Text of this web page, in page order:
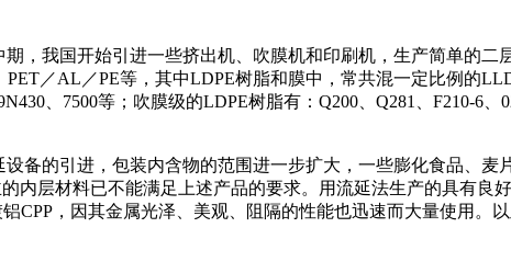
，我国开始引进一些挤出机、吹膜机和印刷机，生产简单的二
PET／AL／PE等，其中LDPE树脂和膜中，常共混一定比例的
、7500等；吹膜级的LDPE树脂有：Q200、Q281、F210-6、
备的引进，包装内含物的范围进一步扩大，一些膨化食品、
内层材料已不能满足上述产品的要求。用流延法生产的具有良
CPP，因其金属光泽、美观、阻隔的性能也迅速而大量使用。